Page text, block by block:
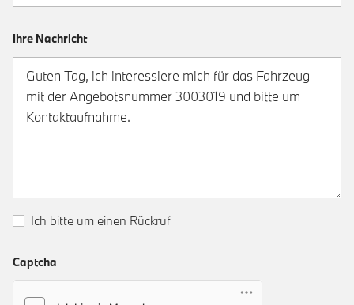
Ihre Nachricht
Ich bitte um einen Rückruf
Captcha